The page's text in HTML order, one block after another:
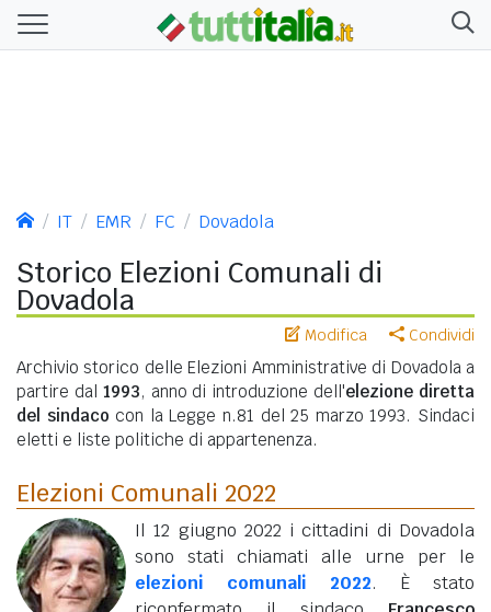
IT EMR FC Dovadola
Storico Elezioni Comunali di
Dovadola
Modifica Condividi
Archivio storico delle Elezioni Amministrative di Dovadola a
partire dal 1993, anno di introduzione dell'elezione diretta
del sindaco con la Legge n.81 del 25 marzo 1993. Sindaci
eletti e liste politiche di appartenenza.
Elezioni Comunali 2022
Il 12 giugno 2022 i cittadini di Dovadola
sono stati chiamati alle urne per le
elezioni comunali 2022. È stato